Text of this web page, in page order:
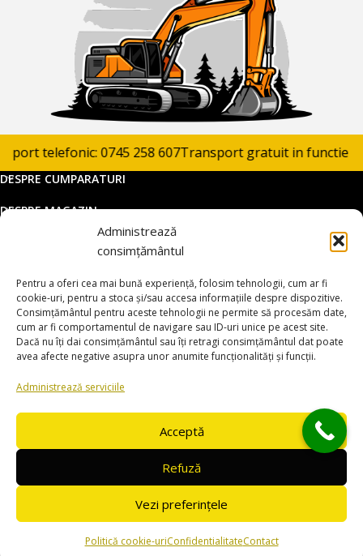
Administrează
consimțământul
Pentru a oferi cea mai bună experiență, folosim tehnologii, cum ar fi
cookie-uri, pentru a stoca și/sau accesa informațiile despre dispozitive.
Consimțământul pentru aceste tehnologii ne permite să procesăm date,
cum ar fi comportamentul de navigare sau ID-uri unice pe acest site.
Dacă nu îți dai consimțământul sau îți retragi consimțământul dat poate
avea afecte negative asupra unor anumite funcționalități și funcții.
Administrează serviciile
Acceptă
Refuză
Vezi preferințele
Politică cookie-uriConfidentialitateContact
telefonic: 0745 258 607Transport gratuit in functie de
DESPRE CUMPARATURI
DESPRE MAGAZIN
© 2025 utilajemacao.ro. Toate drepturile rezervate
Magazin online dezvoltat dewww.smartsites.ro